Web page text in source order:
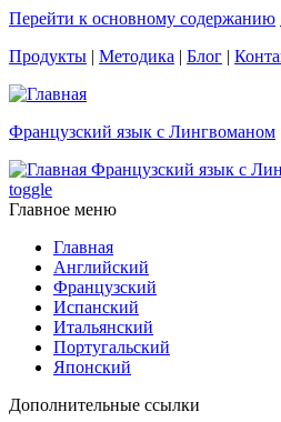
Перейти к основному содержанию
Продукты | Методика | Блог |
Французский язык с Лингвоманом
Французский язык с
toggle
Главное меню
Главная
Английский
Французский
Испанский
Итальянский
Португальский
Японский
Дополнительные ссылки